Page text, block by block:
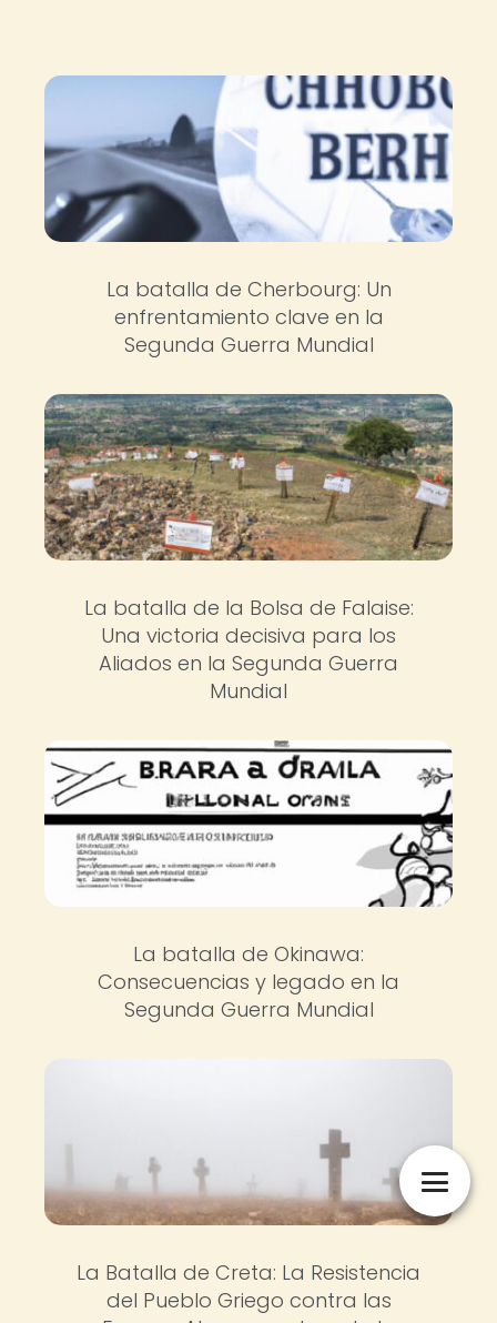
La batalla de Cherbourg: Un
enfrentamiento clave en la
Segunda Guerra Mundial
La batalla de la Bolsa de Falaise:
Una victoria decisiva para los
Aliados en la Segunda Guerra
Mundial
La batalla de Okinawa:
Consecuencias y legado en la
Segunda Guerra Mundial
La Batalla de Creta: La Resistencia
del Pueblo Griego contra las